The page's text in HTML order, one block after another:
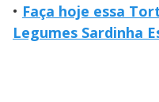
• Faça hoje essa
Legumes Sardinha